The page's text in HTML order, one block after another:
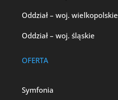
Oddział – woj. wielkopolskie
Oddział – woj. śląskie
OFERTA
Symfonia